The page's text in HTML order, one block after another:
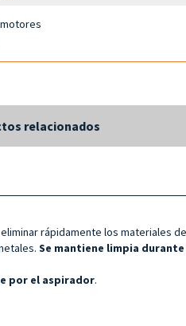
relacionados
rápidamente los materiales
Se mantiene limpia durante
por el aspirador.